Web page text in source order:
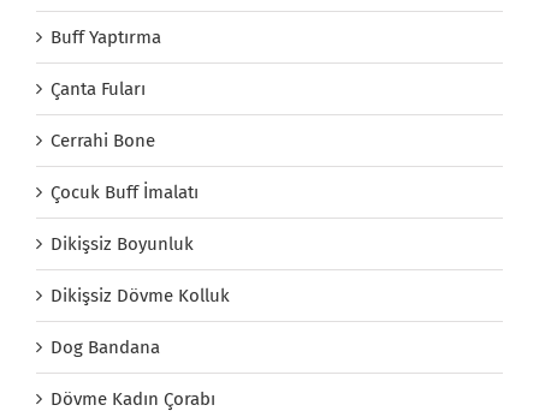
Buff Yaptırma
Çanta Fuları
Cerrahi Bone
Çocuk Buff İmalatı
Dikişsiz Boyunluk
Dikişsiz Dövme Kolluk
Dog Bandana
Dövme Kadın Çorabı